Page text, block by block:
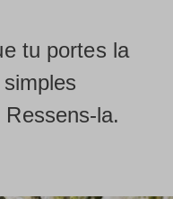
tu portes la
la.